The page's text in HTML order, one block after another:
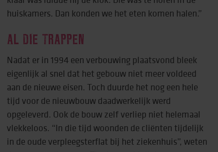
huiskamers. Dan konden we het eten komen halen.”
AL DIE TRAPPEN
Nadat er in 1994 een verbouwing plaatsvond bleek
eigenlijk al snel dat het gebouw niet meer voldeed
aan de nieuwe eisen. Toch duurde het nog een hele
tijd voor de nieuwbouw daadwerkelijk werd
opgeleverd. Ook de bouw zelf verliep niet helemaal
vlekkeloos. “In die tijd woonden de cliënten tijdelijk
in de oude verpleegsterflat bij het ziekenhuis”, weten